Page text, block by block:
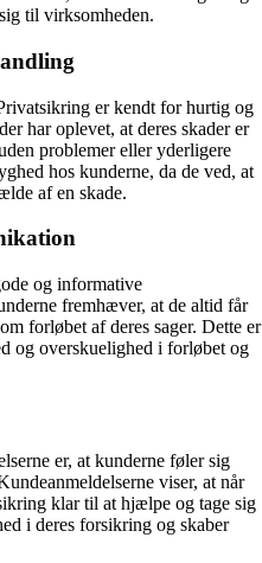
til virksomheden.
er kendt for hurtig og
har oplevet, at deres skader er
problemer eller yderligere
hos kunderne, da de ved, at
af en skade.
og informative
fremhæver, at de altid får
forløbet af deres sager. Dette er
og overskuelighed i forløbet og
er, at kunderne føler sig
viser, at når
klar til at hjælpe og tage sig
i deres forsikring og skaber